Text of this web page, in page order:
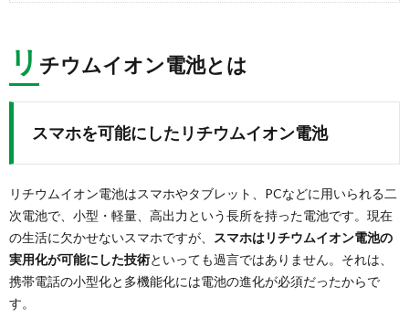
リ チウムイオン電池とは
スマホを可能にしたリチウムイオン電池
リチウムイオン電池はスマホやタブレット、PCなどに用いられる二
次電池で、小型・軽量、高出力という長所を持った電池です。現在
の生活に欠かせないスマホですが、
スマホはリチウムイオン電池の
実用化が可能にした技術といっても過言ではありません。それは、
携帯電話の小型化と多機能化には電池の進化が必須だったからで
す。